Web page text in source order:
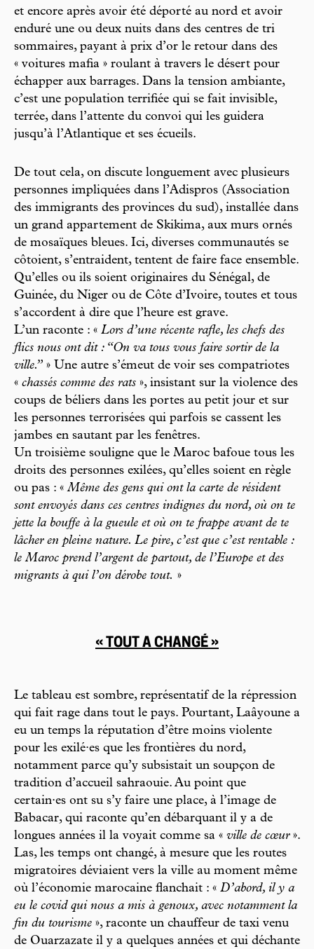
et encore après avoir été déporté au nord et avoir
enduré une ou deux nuits dans des centres de tri
sommaires, payant à prix d’or le retour dans des
« voitures mafia » roulant à travers le désert pour
échapper aux barrages. Dans la tension ambiante,
c’est une population terrifiée qui se fait invisible,
terrée, dans l’attente du convoi qui les guidera
jusqu’à l’Atlantique et ses écueils.
De tout cela, on discute longuement avec plusieurs
personnes impliquées dans l’Adispros (Association
des immigrants des provinces du sud), installée dans
un grand appartement de Skikima, aux murs ornés
de mosaïques bleues. Ici, diverses communautés se
côtoient, s’entraident, tentent de faire face ensemble.
Qu’elles ou ils soient originaires du Sénégal, de
Guinée, du Niger ou de Côte d’Ivoire, toutes et tous
s’accordent à dire que l’heure est grave.
L’un raconte : « Lors d’une récente rafle, les chefs des
flics nous ont dit : “On va tous vous faire sortir de la
ville.” » Une autre s’émeut de voir ses compatriotes
« chassés comme des rats », insistant sur la violence des
coups de béliers dans les portes au petit jour et sur
les personnes terrorisées qui parfois se cassent les
jambes en sautant par les fenêtres.
Un troisième souligne que le Maroc bafoue tous les
droits des personnes exilées, qu’elles soient en règle
ou pas : «Même des gens qui ont la carte de résident
sont envoyés dans ces centres indignes du nord, où on te
jette la bouffe à la gueule et où on te frappe avant de te
lâcher en pleine nature. Le pire, c’est que c’est rentable :
le Maroc prend l’argent de partout, de l’Europe et des
migrants à qui l’on dérobe tout. »
« TOUT A CHANGÉ »
Le tableau est sombre, représentatif de la répression
qui fait rage dans tout le pays. Pourtant, Laâyoune a
eu un temps la réputation d’être moins violente
pour les exilé·es que les frontières du nord,
notamment parce qu’y subsistait un soupçon de
tradition d’accueil sahraouie. Au point que
certain·es ont su s’y faire une place, à l’image de
Babacar, qui raconte qu’en débarquant il y a de
longues années il la voyait comme sa « ville de cœur».
Las, les temps ont changé, à mesure que les routes
migratoires déviaient vers la ville au moment même
où l’économie marocaine flanchait : « D’abord, il y a
eu le covid qui nous a mis à genoux, avec notamment la
fin du tourisme », raconte un chauffeur de taxi venu
de Ouarzazate il y a quelques années et qui déchante